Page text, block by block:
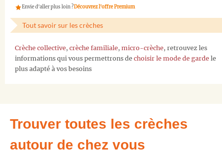
Envie d'aller plus loin ?Découvrez l'offre Premium
Tout savoir sur les crèches
Crèche collective, crèche familiale, micro-crèche, retrouvez les
informations qui vous permettrons de choisir le mode de garde le
plus adapté à vos besoins
Trouver toutes les crèches
autour de chez vous